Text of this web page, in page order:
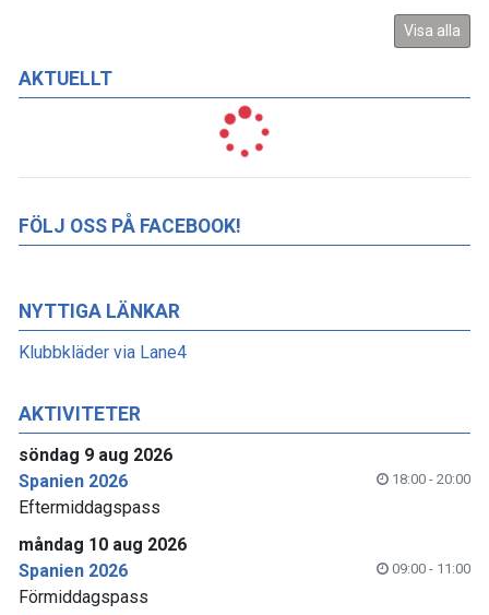
Visa alla
AKTUELLT
FÖLJ OSS PÅ FACEBOOK!
NYTTIGA LÄNKAR
Klubbkläder via Lane4
AKTIVITETER
söndag 9 aug 2026
Spanien 2026
18:00 - 20:00
Eftermiddagspass
måndag 10 aug 2026
Spanien 2026
09:00 - 11:00
Förmiddagspass